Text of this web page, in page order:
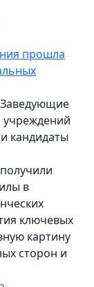
прошла
Заведующие
учреждений
кандидаты
в
ключевых
картину
сторон и